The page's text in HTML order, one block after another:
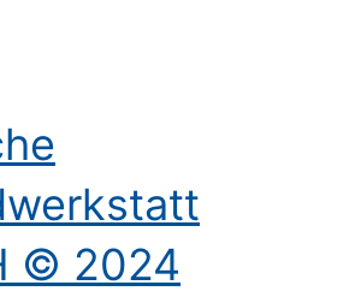
© 2024